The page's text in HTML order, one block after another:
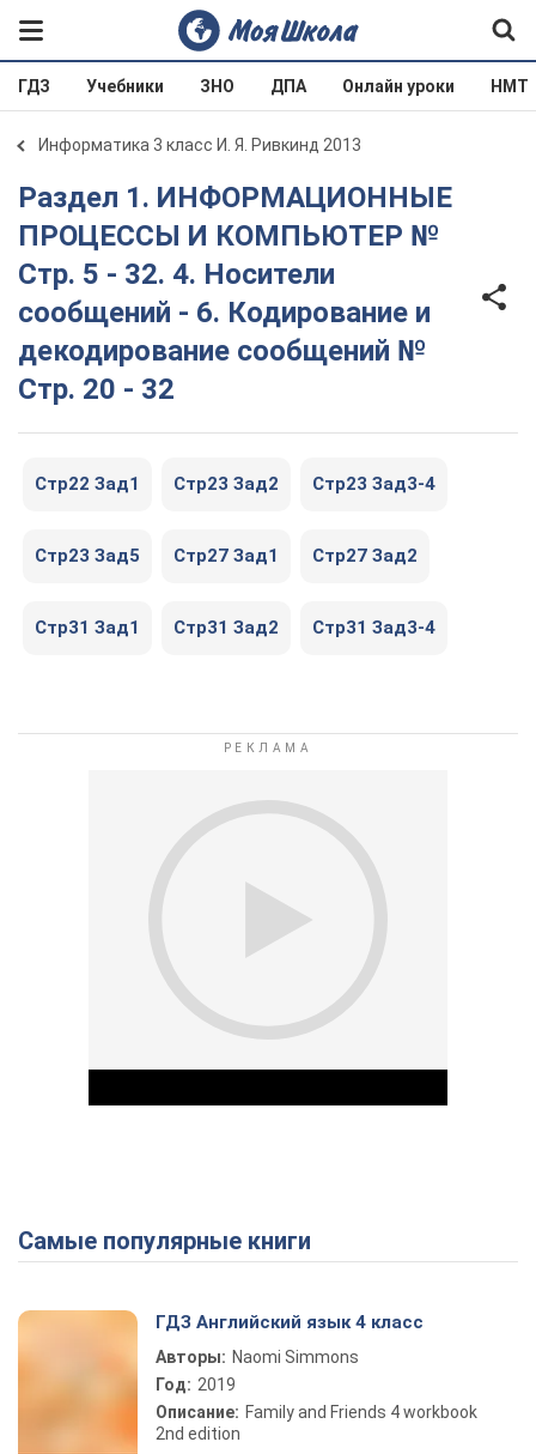
ГДЗ Учебники ЗНО ДПА Онлайн уроки НМТ
Информатика 3 класс И. Я. Ривкинд 2013
Раздел 1. ИНФОРМАЦИОННЫЕ
ПРОЦЕССЫ И КОМПЬЮТЕР №
Стр. 5 - 32. 4. Носители
сообщений - 6. Кодирование и
декодирование сообщений №
Стр. 20 - 32
Стр22 Зад1 Стр23 Зад2 Стр23 Зад3-4
Стр23 Зад5 Стр27 Зад1 Стр27 Зад2
Стр31 Зад1 Стр31 Зад2 Стр31 Зад3-4
Play Video
Самые популярные книги
ГДЗ Английский язык 4 класс
Авторы: Naomi Simmons
Год: 2019
Описание: Family and Friends 4 workbook
2nd edition